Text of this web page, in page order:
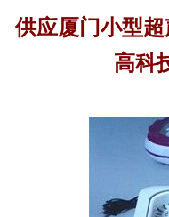
供应厦门小型
高科